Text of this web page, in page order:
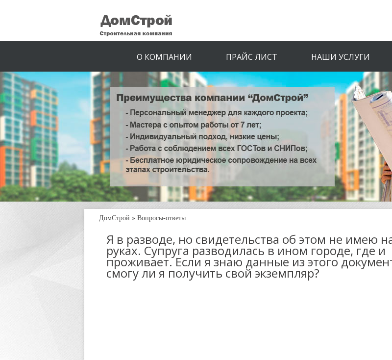
О КОМПАНИИ ПРАЙС ЛИСТ НАШИ УСЛУГИ
ДомСтрой » Вопросы-ответы
Я в разводе, но свидетельства об этом не имею
руках. Супруга разводилась в ином городе, где и
проживает. Если я знаю данные из этого
смогу ли я получить свой экземпляр?